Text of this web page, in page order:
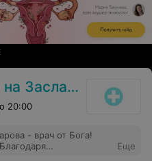
20:00
- врач от Бога!
Еще